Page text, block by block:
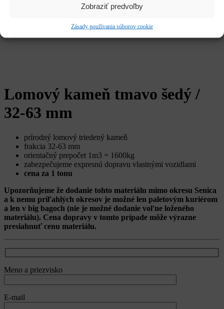
Zobraziť predvoľby
Zásady používania súborov cookie
Stavebné štrky/Lomové (drvené)/ Lomový kameň tmavo
Lomový kameň tmavo šedý /
32-63 mm
prírodný lomový triedený kameň
frakcia 32-63 mm
orientačný prepočet 1m3 = 1600kg
zabezpečujeme expresnú dopravu vlastnými vozidlami
cena za 1 tonu
Upozorňujeme že dodanie tohto materiálu mimo okresu Senica
a k nemu priľahlých okresov je možné len paletovým kuriérom
a len v big bagoch (nie je možné dodanie voľne loženého
materiálu). Cena dopravy v tomto prípade môže výrazne
presiahnuť cenu materiálu.
Meno a priezvisko
E-mail